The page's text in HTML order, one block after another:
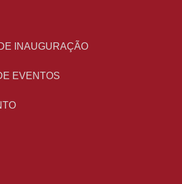
INAUGURAÇÃO
EVENTOS